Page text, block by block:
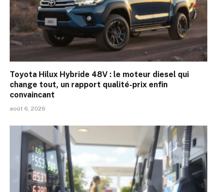
Toyota Hilux Hybride 48V : le moteur diesel qui
change tout, un rapport qualité-prix enfin
convaincant
août 6, 2026